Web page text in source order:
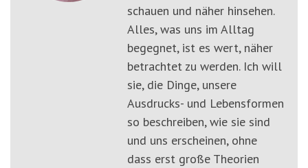
schauen und näher hinsehen.
Alles, was uns im Alltag
begegnet, ist es wert, näher
betrachtet zu werden. Ich will
sie, die Dinge, unsere
Ausdrucks- und Lebensformen
so beschreiben, wie sie sind
und uns erscheinen, ohne
dass erst große Theorien